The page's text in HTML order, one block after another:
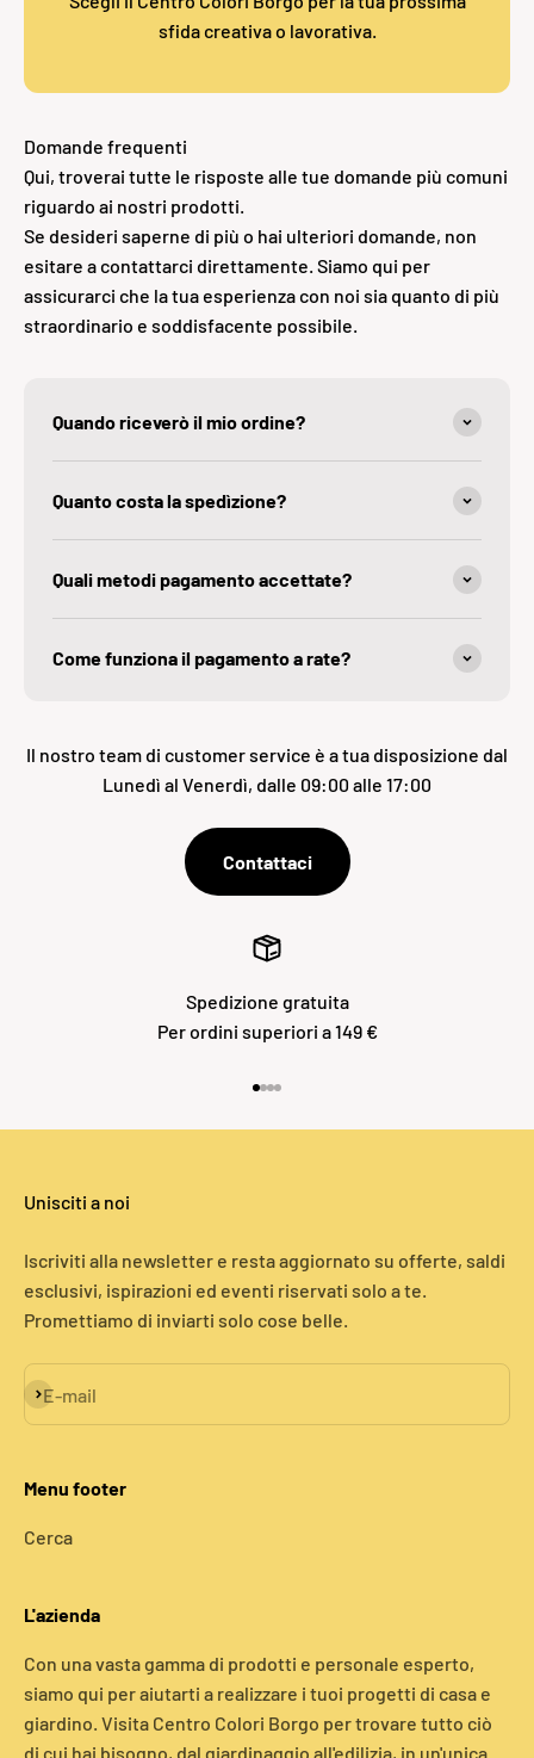
sfida creativa o lavorativa.
Domande frequenti
Qui, troverai tutte le risposte alle tue domande più comuni
riguardo ai nostri prodotti.
Se desideri saperne di più o hai ulteriori domande, non
esitare a contattarci direttamente. Siamo qui per
assicurarci che la tua esperienza con noi sia quanto di più
straordinario e soddisfacente possibile.
Quando riceverò il mio ordine?
Quanto costa la spedìzione?
Quali metodi pagamento accettate?
Come funziona il pagamento a rate?
Il nostro team di customer service è a tua disposizione dal
Lunedì al Venerdì, dalle 09:00 alle 17:00
Contattaci
Spedizione gratuita
Per ordini superiori a 149 €
Unisciti a noi
Iscriviti alla newsletter e resta aggiornato su offerte, saldi
esclusivi, ispirazioni ed eventi riservati solo a te.
Promettiamo di inviarti solo cose belle.
E-mail
Iscriviti alla newsletter
Menu footer
Cerca
L'azienda
Con una vasta gamma di prodotti e personale esperto,
siamo qui per aiutarti a realizzare i tuoi progetti di casa e
giardino. Visita Centro Colori Borgo per trovare tutto ciò
di cui hai bisogno, dal giardinaggio all'edilizia, in un'unica